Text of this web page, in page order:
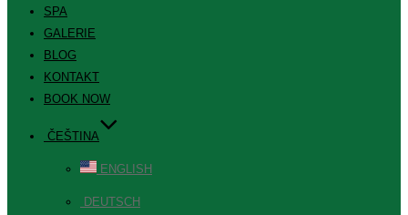
SPA
GALERIE
BLOG
KONTAKT
BOOK NOW
ČEŠTINA
ENGLISH
DEUTSCH